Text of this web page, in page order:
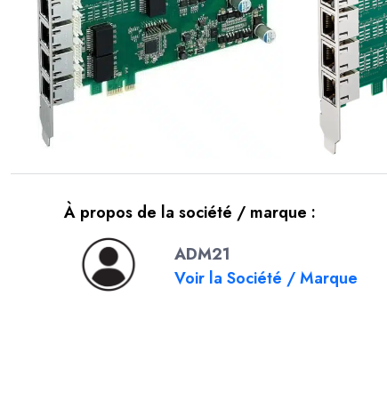
À propos de la société / marque :
ADM21
Voir la Société / Marque